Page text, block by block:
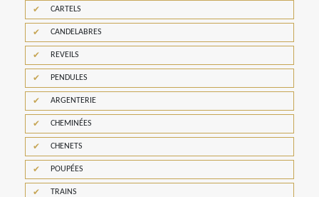
CARTELS
CANDELABRES
REVEILS
PENDULES
ARGENTERIE
CHEMINÉES
CHENETS
POUPÉES
TRAINS